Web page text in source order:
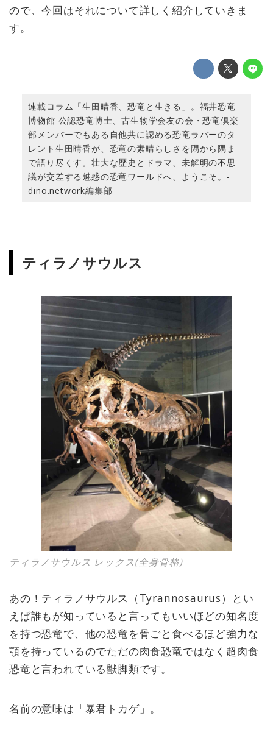
ので、今回はそれについて詳しく紹介していきま
す。
連載コラム「生田晴香、恐竜と生きる」。福井恐竜
博物館 公認恐竜博士、古生物学会友の会・恐竜倶楽
部メンバーでもある自他共に認める恐竜ラバーのタ
レント生田晴香が、恐竜の素晴らしさを隅から隅ま
で語り尽くす。壮大な歴史とドラマ、未解明の不思
議が交差する魅惑の恐竜ワールドへ、ようこそ。-
dino.network編集部
ティラノサウルス
ティラノサウルス レックス(全身骨格)
あの！ティラノサウルス（Tyrannosaurus）とい
えば誰もが知っていると言ってもいいほどの知名度
を持つ恐竜で、他の恐竜を骨ごと食べるほど強力な
顎を持っているのでただの肉食恐竜ではなく超肉食
恐竜と言われている獣脚類です。
名前の意味は「暴君トカゲ」。